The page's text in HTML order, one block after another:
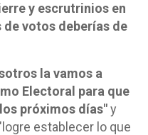
y escrutrinios en
votos deberías de
la vamos a
Electoral para que
próximos días"y
establecer lo que